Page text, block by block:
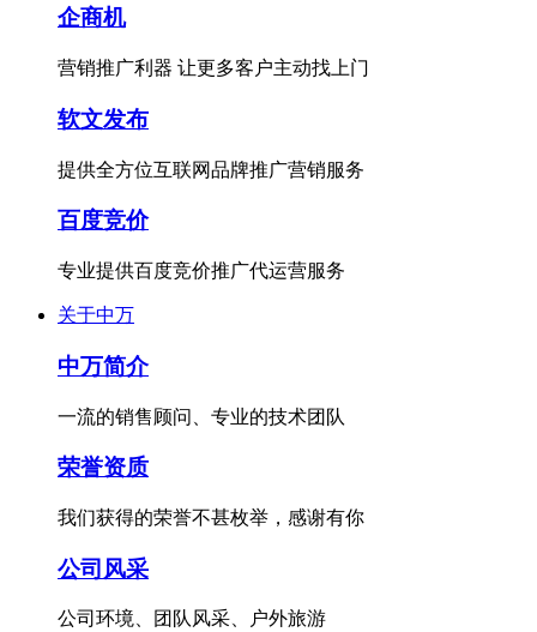
企商机
营销推广利器 让更多客户主动找上门
软文发布
提供全方位互联网品牌推广营销服务
百度竞价
专业提供百度竞价推广代运营服务
关于中万
中万简介
一流的销售顾问、专业的技术团队
荣誉资质
我们获得的荣誉不甚枚举，感谢有你
公司风采
公司环境、团队风采、户外旅游